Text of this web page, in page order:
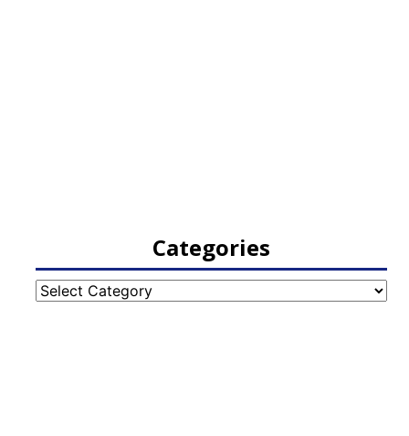
Categories
Categories